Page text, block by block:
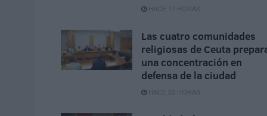
HACE 17 HORAS
Las cuatro comunidades
religiosas de Ceuta
una concentración en
defensa de la ciudad
HACE 23 HORAS